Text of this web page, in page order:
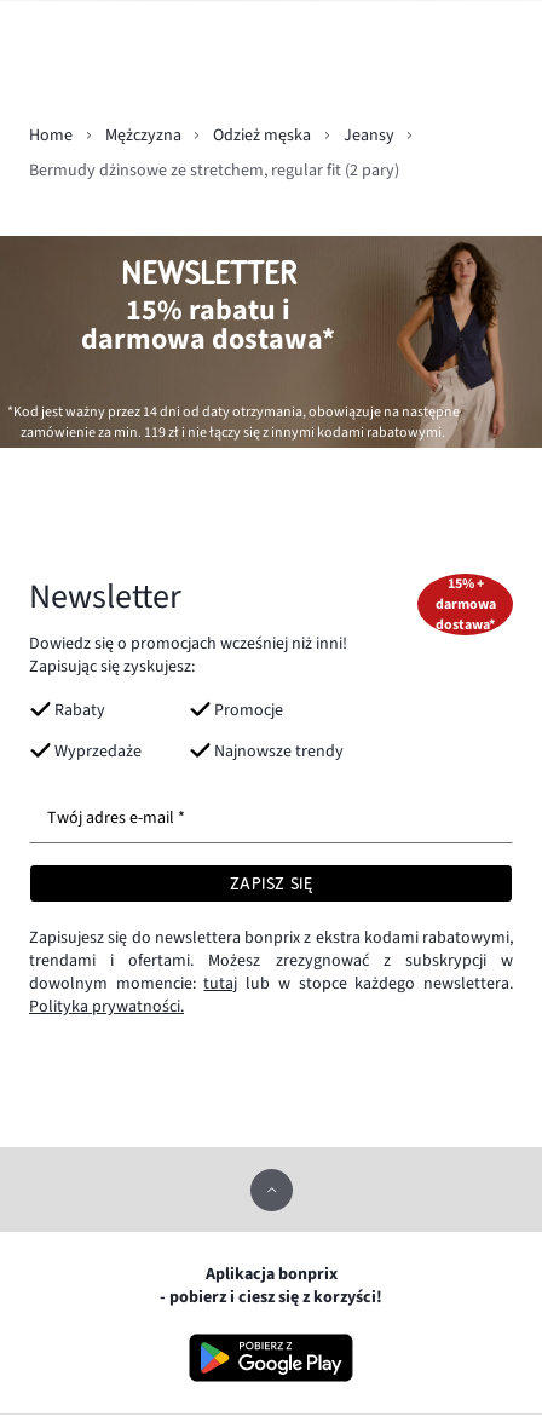
Home Mężczyzna Odzież męska
Jeansy
Bermudy dżinsowe ze stretchem, regular fit (2 pary)
NEWSLETTER
15% rabatu i
darmowa dostawa*
*Kod jest ważny przez 14 dni od daty otrzymania, obowiązuje na następne
zamówienie za min. 119 złi nie łączy się z innymi kodami rabatowymi.
Newsletter
Dowiedz się o promocjach wcześniej niż inni!
Zapisując się zyskujesz:
Rabaty
Promocje
Wyprzedaże
Najnowsze trendy
15% +
darmowa
dostawa*
Twój adres e-mail *
ZAPISZ SIĘ
Zapisujesz się do newslettera bonprix z ekstra kodami rabatowymi,
trendami i ofertami. Możesz zrezygnować z subskrypcji w
dowolnym momencie:tutaj lub w stopce każdego newslettera.
Polityka prywatności.
Aplikacja bonprix
- pobierz i ciesz się z korzyści!